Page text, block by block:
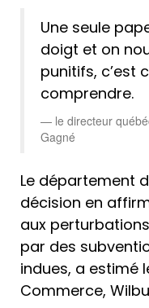
Une seule
doigt et on
punitifs, c’est
comprendre.
le directeur
Gagné
Le département
décision en
aux
par des
indues, a estimé
Commerce,